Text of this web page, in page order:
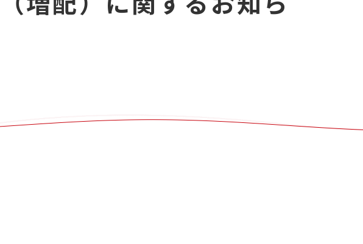
当社代表電話にご連絡ください。